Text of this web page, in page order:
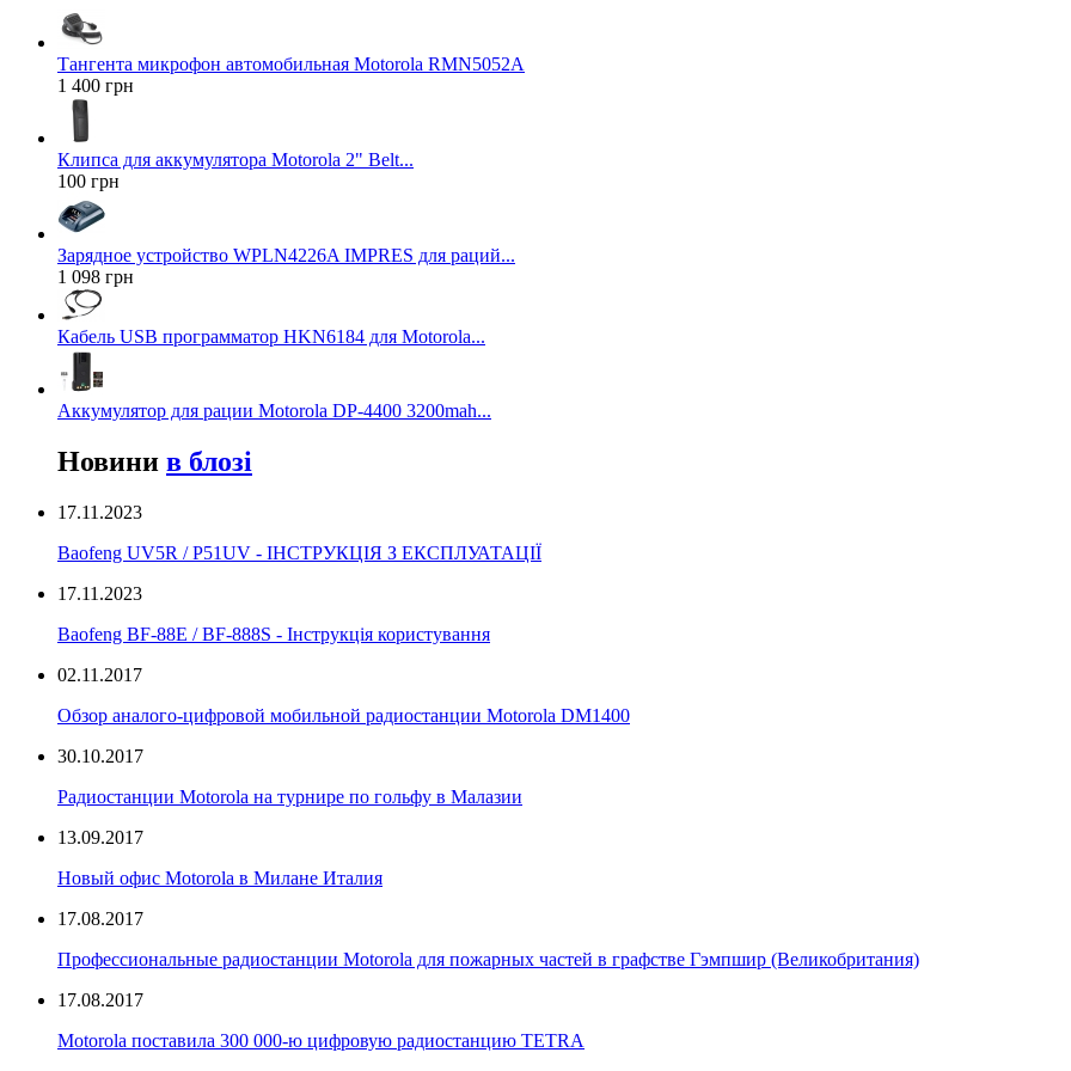
Тангента микрофон автомобильная Motorola RMN5052A
1 400 грн
Клипса для аккумулятора Motorola 2" Belt...
100 грн
Зарядное устройство WPLN4226A IMPRES для раций...
1 098 грн
Кабель USB программатор HKN6184 для Motorola...
Аккумулятор для рации Motorola DP-4400 3200mah...
Новини в блозі
17.11.2023
Baofeng UV5R / P51UV - ІНСТРУКЦІЯ З ЕКСПЛУАТАЦІЇ
17.11.2023
Вaofeng BF-88E / BF-888S - Інструкція користування
02.11.2017
Обзор аналого-цифровой мобильной радиостанции Motorola DM1400
30.10.2017
Радиостанции Motorola на турнире по гольфу в Малазии
13.09.2017
Новый офис Motorola в Милане Италия
17.08.2017
Профессиональные радиостанции Motorola для пожарных частей в графстве Гэмпшир (Великобритания)
17.08.2017
Motorola поставила 300 000-ю цифровую радиостанцию TETRA